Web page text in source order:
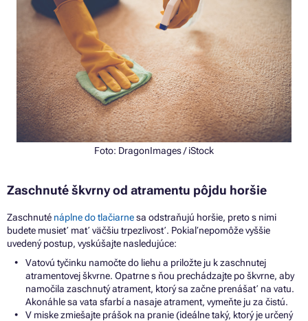
Foto: DragonImages/ iStock
Zaschnuté škvrnyod atramentu pôjdu horšie
Zaschnuté náplnedotlačiarnesa odstraňujú horšie, pretos nimi
budete musieť mať väčšiu trpezlivosť. Pokiaľ nepomôže vyššie
uvedený postup, vyskúšajte nasledujúce:
Vatovú tyčinku namočtedo liehu a priložte ju k zaschnutej
atramentovej škvrne. Opatrnes ňou prechádzajte poškvrne, aby
namočila zaschnutý atrament, ktorýsa začne prenášať na vatu.
Akonáhlesa vata sfarbía nasaje atrament, vymeňte ju za čistú.
V miske zmiešajte prášok na pranie (ideálne taký, ktorýje určený